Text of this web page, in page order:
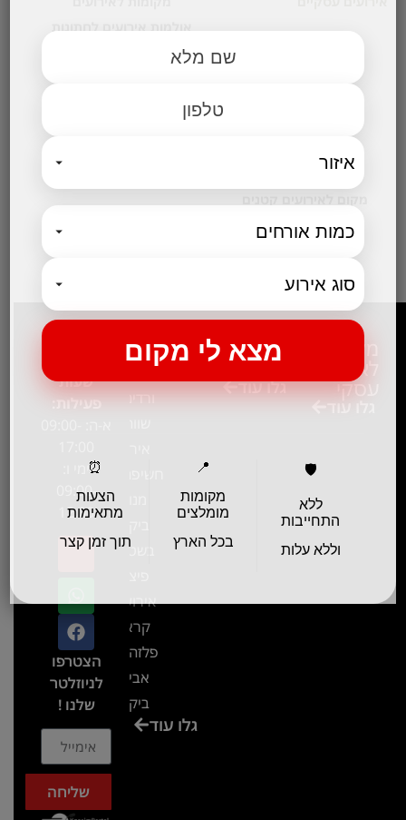
אולמות אירועים לחתונות
קטגוריות נבחרות
בלוג
לאירוע
עסקי
גלו עוד
ספקים
לכנסים
גלו עוד
המלצות
ביקור בגן
ורדים –
ביקור
בשטח-
אירועים
קראון
פלזה תל
אביב-
ביקור
בכנס
המסחרי
והתעשייתי
גלו עוד
שעות
פעילות:
ימי ו:
09:00-
12:00
הצטרפו
לניוזלטר
שלנו !
שליחה
🛡️
ללא
התחייבות
וללא עלות
📍
מקומות
מומלצים
בכל הארץ
⏰
הצעות
מתאימות
תוך זמן קצר